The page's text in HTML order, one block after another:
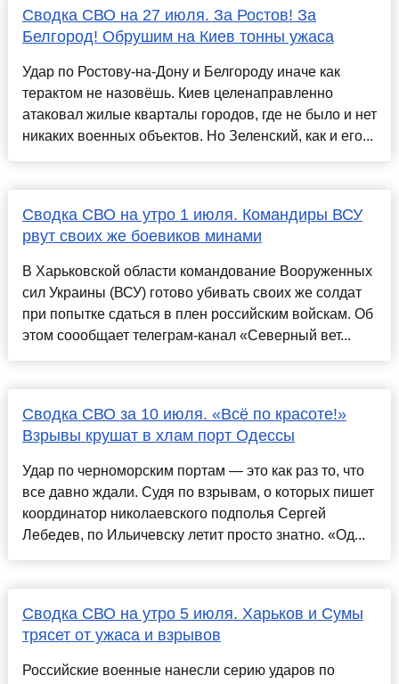
Сводка СВО на 27 июля. За Ростов! За
Белгород! Обрушим на Киев тонны ужаса
Удар по Ростову-на-Дону и Белгороду иначе как
терактом не назовёшь. Киев целенаправленно
атаковал жилые кварталы городов, где не было и нет
никаких военных объектов. Но Зеленский, как и его...
Сводка СВО на утро 1 июля. Командиры ВСУ
рвут своих же боевиков минами
В Харьковской области командование Вооруженных
сил Украины (ВСУ) готово убивать своих же солдат
при попытке сдаться в плен российским войскам. Об
этом соообщает телеграм-канал «Северный вет...
Сводка СВО за 10 июля. «Всё по красоте!»
Взрывы крушат в хлам порт Одессы
Удар по черноморским портам — это как раз то, что
все давно ждали. Судя по взрывам, о которых пишет
координатор николаевского подполья Сергей
Лебедев, по Ильичевску летит просто знатно. «Од...
Сводка СВО на утро 5 июля. Харьков и Сумы
трясет от ужаса и взрывов
Российские военные нанесли серию ударов по